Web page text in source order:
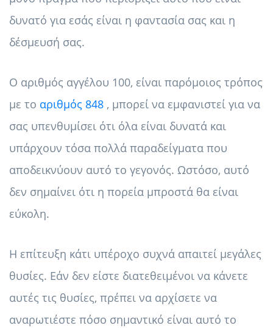
δυνατό για εσάς είναι η φαντασία σας και η
δέσμευσή σας.
Ο αριθμός αγγέλου 100, είναι παρόμοιος τρόπος
με το αριθμός 848 , μπορεί να εμφανιστεί για να
σας υπενθυμίσει ότι όλα είναι δυνατά και
υπάρχουν τόσα πολλά παραδείγματα που
αποδεικνύουν αυτό το γεγονός. Ωστόσο, αυτό
δεν σημαίνει ότι η πορεία μπροστά θα είναι
εύκολη.
Η επίτευξη κάτι υπέροχο συχνά απαιτεί μεγάλες
θυσίες. Εάν δεν είστε διατεθειμένοι να κάνετε
αυτές τις θυσίες, πρέπει να αρχίσετε να
αναρωτιέστε πόσο σημαντικό είναι αυτό το